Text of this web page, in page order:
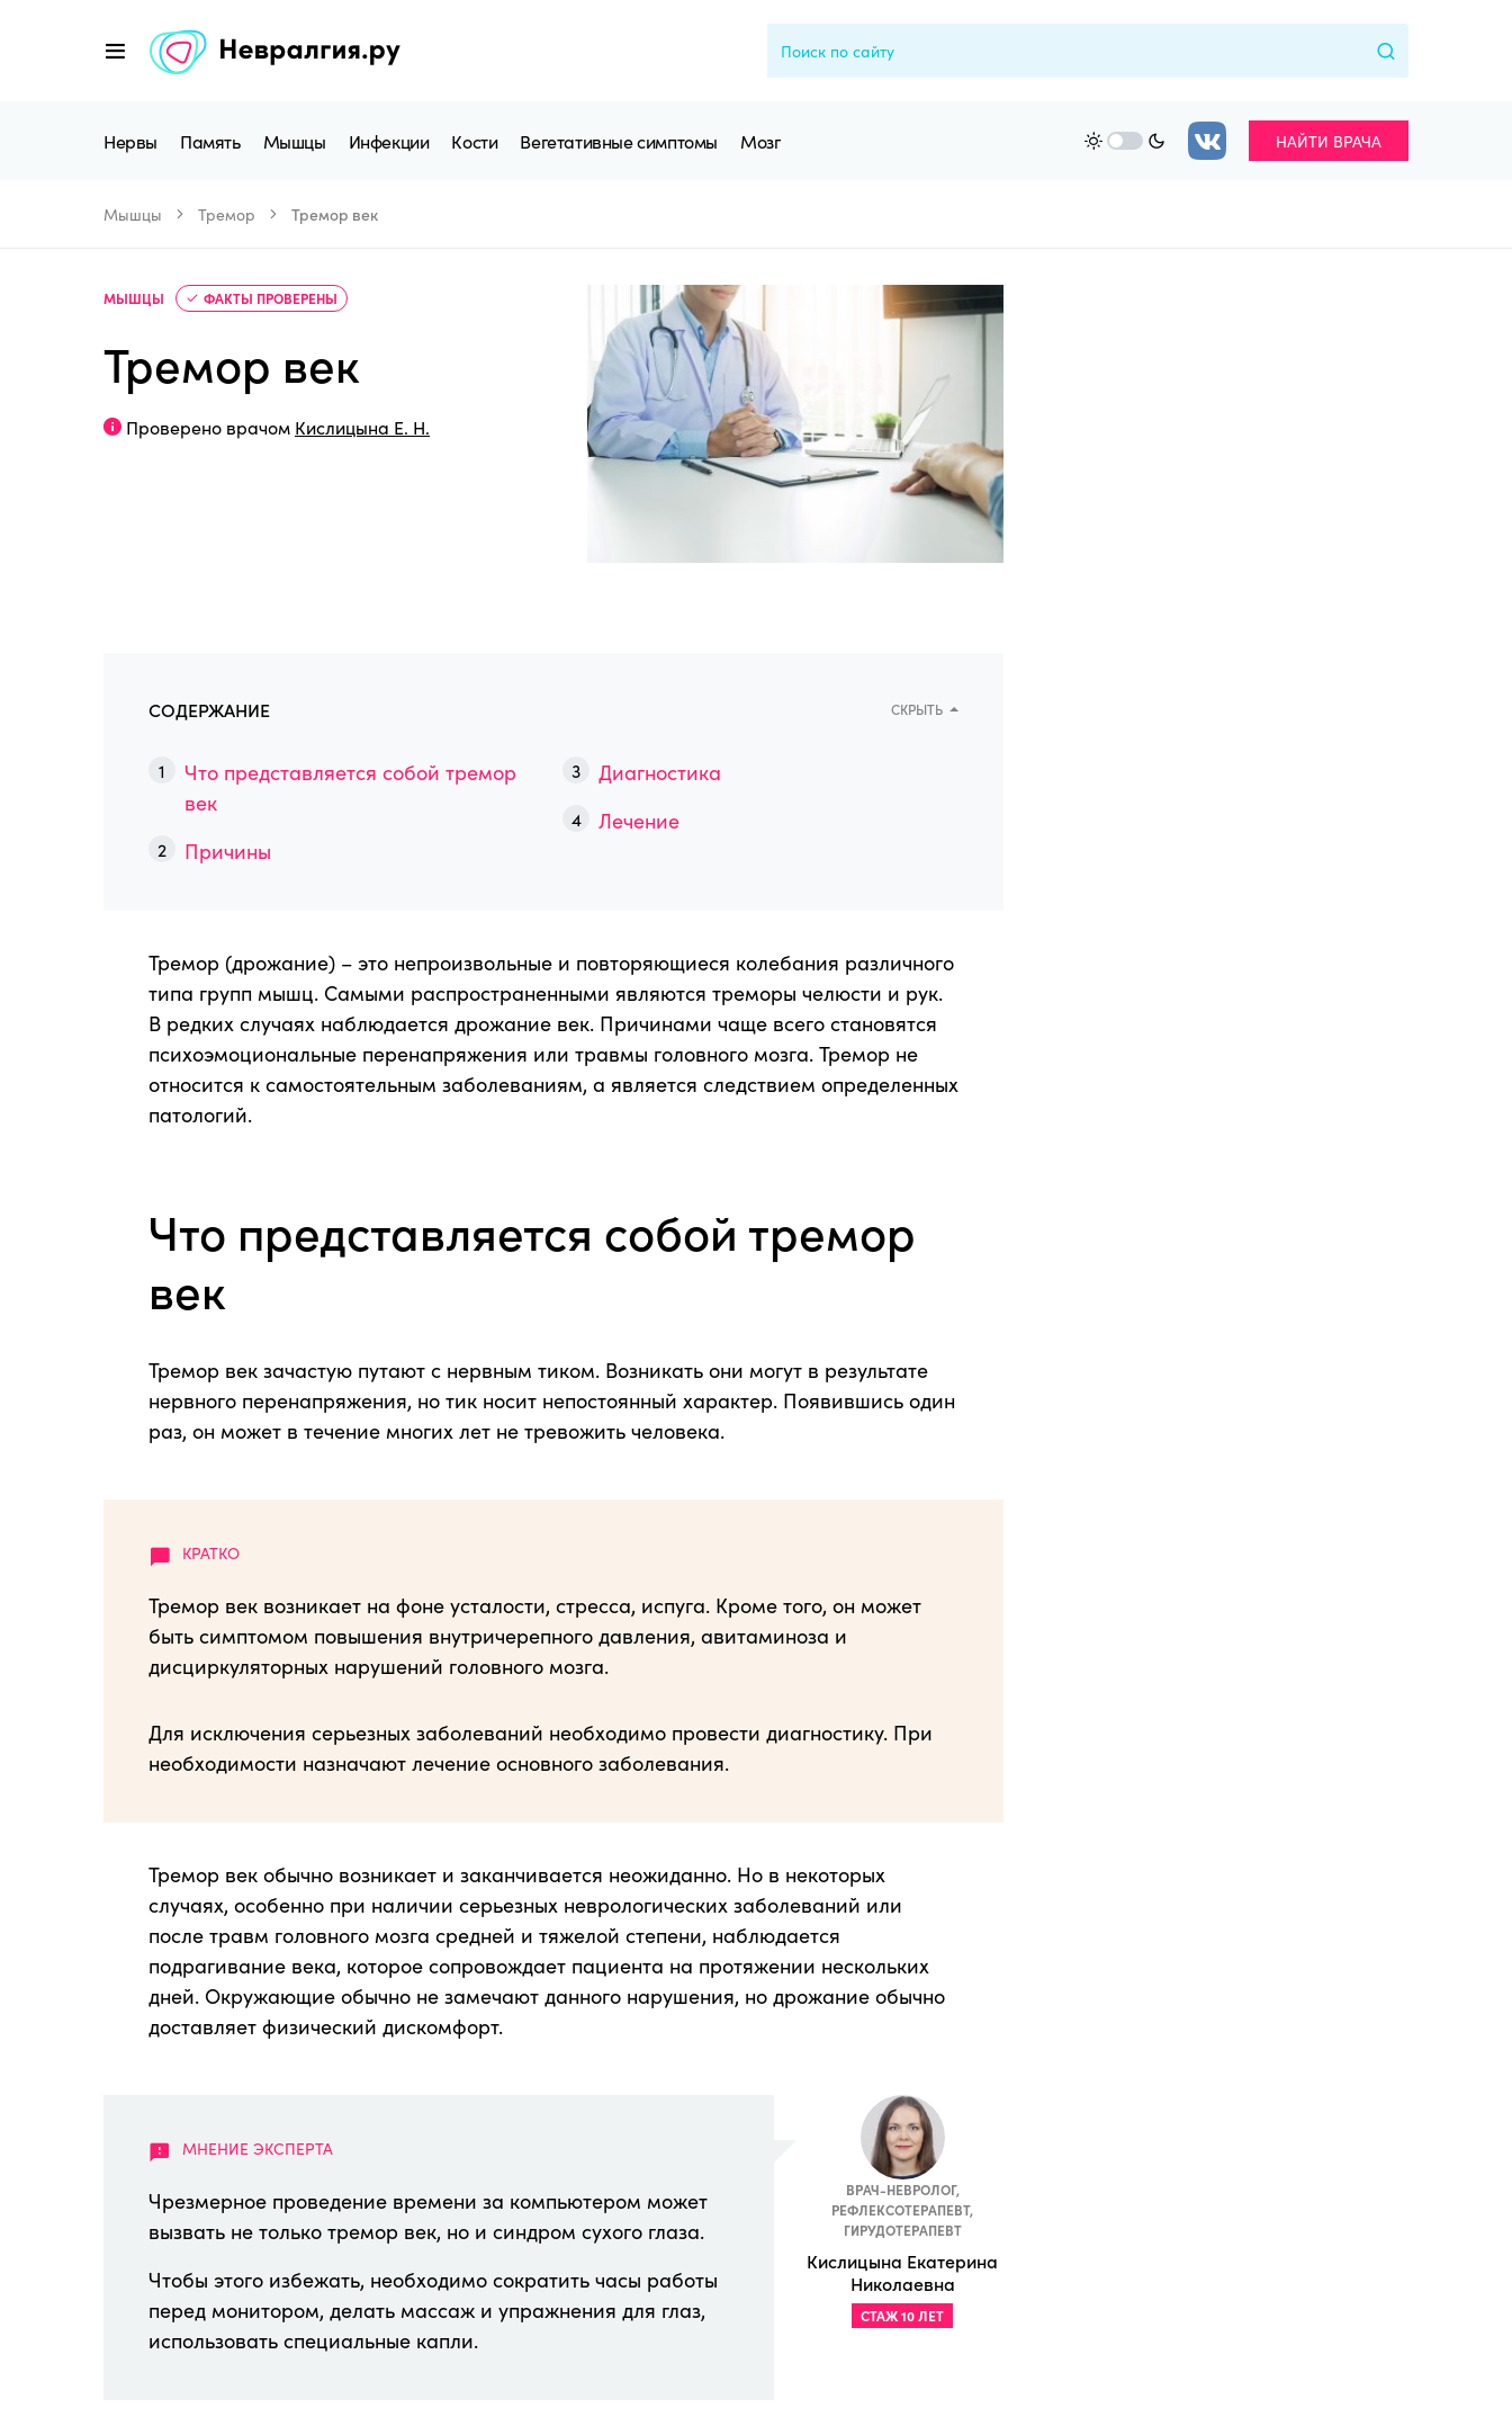
Нервы Память Мышцы Инфекции Кости Вегетативные симптомы Мозг НАЙТИ ВРАЧА
Мышцы Тремор Тремор век
МЫШЦЫ ФАКТЫ ПРОВЕРЕНЫ
Тремор век
Проверено врачом Кислицына Е. Н.
СОДЕРЖАНИЕ СКРЫТЬ
Что представляется собой тремор
век
Причины
Диагностика
Лечение
Тремор (дрожание) – это непроизвольные и повторяющиеся колебания различного
типа групп мышц. Самыми распространенными являются треморы челюсти и рук.
В редких случаях наблюдается дрожание век. Причинами чаще всего становятся
психоэмоциональные перенапряжения или травмы головного мозга. Тремор не
относится к самостоятельным заболеваниям, а является следствием определенных
патологий.
Что представляется собой тремор
век
Тремор век зачастую путают с нервным тиком. Возникать они могут в результате
нервного перенапряжения, но тик носит непостоянный характер. Появившись один
раз, он может в течение многих лет не тревожить человека.
Тремор век возникает на фоне усталости, стресса, испуга. Кроме того, он может
быть симптомом повышения внутричерепного давления, авитаминоза и
дисциркуляторных нарушений головного мозга.
Для исключения серьезных заболеваний необходимо провести диагностику. При
необходимости назначают лечение основного заболевания.
Тремор век обычно возникает и заканчивается неожиданно. Но в некоторых
случаях, особенно при наличии серьезных неврологических заболеваний или
после травм головного мозга средней и тяжелой степени, наблюдается
подрагивание века, которое сопровождает пациента на протяжении нескольких
дней. Окружающие обычно не замечают данного нарушения, но дрожание обычно
доставляет физический дискомфорт.
Чрезмерное проведение времени за компьютером может
вызвать не только тремор век, но и синдром сухого глаза.
Чтобы этого избежать, необходимо сократить часы работы
перед монитором, делать массаж и упражнения для глаз,
использовать специальные капли.
ВРАЧ-НЕВРОЛОГ,
РЕФЛЕКСОТЕРАПЕВТ,
ГИРУДОТЕРАПЕВТ
Кислицына Екатерина
Николаевна
СТАЖ 10 ЛЕТ